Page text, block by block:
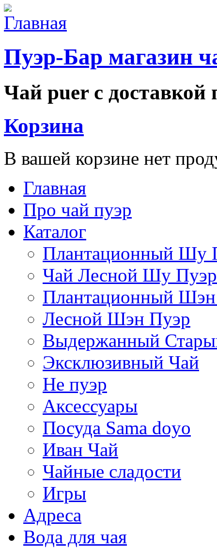
Перейти к основному содержанию
Пуэр-Бар магазин
Чай puer с
Корзина
В вашей корзине нет
Main menu
Главная
Про чай пуэр
Каталог
Плантационный Шу
Чай Лесной Шу Пуэр
Плантационный
Лесной Шэн Пуэр
Выдержанный
Эксклюзивный Чай
Не пуэр
Аксессуары
Посуда Sama doyo
Иван Чай
Чайные сладости
Игры
Адреса
Вода для чая